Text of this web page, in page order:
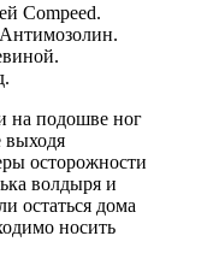
Compeed.
на подошве ног
выходя
осторожности
волдыря и
остаться дома
носить